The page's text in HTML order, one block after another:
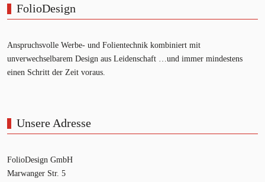
FolioDesign
Anspruchsvolle Werbe- und Folientechnik kombiniert mit
unverwechselbarem Design aus Leidenschaft …und immer mindestens
einen Schritt der Zeit voraus.
Unsere Adresse
FolioDesign GmbH
Marwanger Str. 5